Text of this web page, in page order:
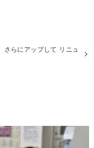
さらにアップして リニュ